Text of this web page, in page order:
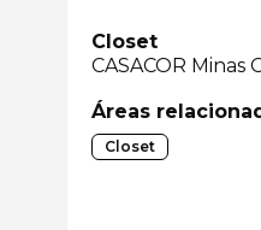
Closet
CASACOR Minas
Áreas
Closet